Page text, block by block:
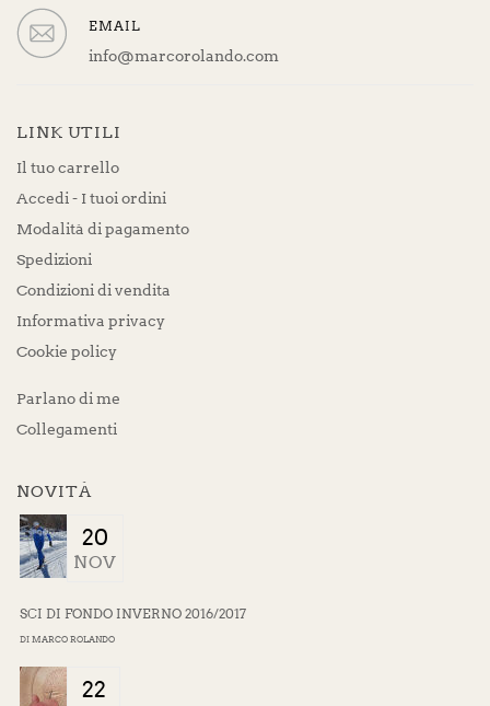
EMAIL
info@marcorolando.com
LINK UTILI
Il tuo carrello
Accedi - I tuoi ordini
Modalità di pagamento
Spedizioni
Condizioni di vendita
Informativa privacy
Cookie policy
Parlano di me
Collegamenti
NOVITÀ
20
NOV
SCI DI FONDO INVERNO 2016/2017
DI MARCO ROLANDO
22